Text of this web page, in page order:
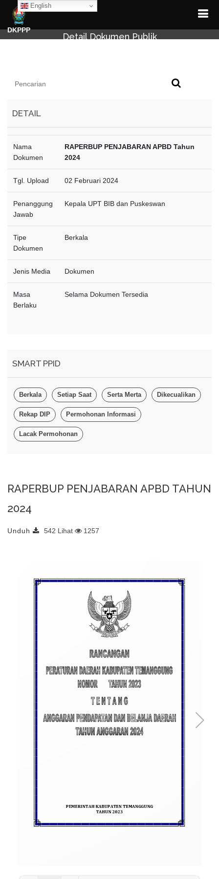
English
DKPPP
Detail Dokumen Publik
DETAIL
Nama
Dokumen
RAPERBUP PENJABARAN APBD Tahun
2024
Tgl. Upload 02 Februari 2024
Penanggung
Jawab
Kepala UPT BIB dan Puskeswan
Tipe
Dokumen
Berkala
Jenis Media Dokumen
Masa
Berlaku
Selama Dokumen Tersedia
SMART PPID
Berkala Setiap Saat Serta Merta Dikecualikan
Rekap DIP Permohonan Informasi
Lacak Permohonan
RAPERBUP PENJABARAN APBD TAHUN
2024
Unduh 542 Lihat 1257